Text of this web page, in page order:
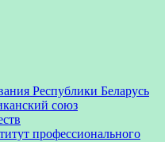
Республики Беларусь
союз
профессионального